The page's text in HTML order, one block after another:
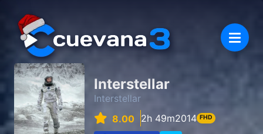
Interstellar
Interstellar
8.00 2h 49m2014 FHD